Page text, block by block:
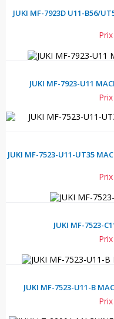
JUKI MF-7923D U11-B56/
JUKI MF-7923-U11
JUKI MF-7523-U11-UT35
JUKI MF-7523-
JUKI MF-7523-U11-B